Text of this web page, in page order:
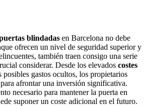
blindadas en Barcelona no debe
ofrecen un nivel de seguridad superior y
también traen consigo una serie
considerar. Desde los elevados costes
posibles gastos ocultos, los propietarios
afrontar una inversión significativa.
necesario para mantener la puerta en
suponer un coste adicional en el futuro.